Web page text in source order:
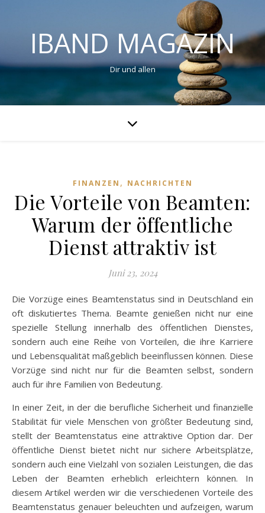
IBAND MAGAZIN
Dir und allen
FINANZEN , NACHRICHTEN
Die Vorteile von Beamten:
Warum der öffentliche
Dienst attraktiv ist
Juni 23, 2024
Die Vorzüge eines Beamtenstatus sind in Deutschland ein
oft diskutiertes Thema. Beamte genießen nicht nur eine
spezielle Stellung innerhalb des öffentlichen Dienstes,
sondern auch eine Reihe von Vorteilen, die ihre Karriere
und Lebensqualität maßgeblich beeinflussen können. Diese
Vorzüge sind nicht nur für die Beamten selbst, sondern
auch für ihre Familien von Bedeutung.
In einer Zeit, in der die berufliche Sicherheit und finanzielle
Stabilität für viele Menschen von größter Bedeutung sind,
stellt der Beamtenstatus eine attraktive Option dar. Der
öffentliche Dienst bietet nicht nur sichere Arbeitsplätze,
sondern auch eine Vielzahl von sozialen Leistungen, die das
Leben der Beamten erheblich erleichtern können. In
diesem Artikel werden wir die verschiedenen Vorteile des
Beamtenstatus genauer beleuchten und aufzeigen, warum